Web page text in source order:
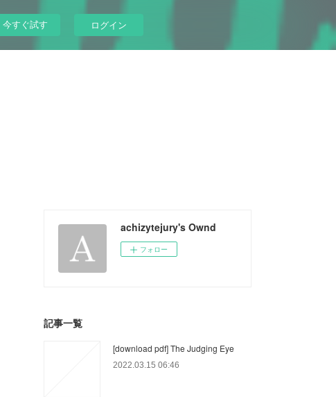
今すぐ試す ログイン
achizytejury's Ownd
フォロー
記事一覧
[download pdf] The Judging Eye
2022.03.15 06:46